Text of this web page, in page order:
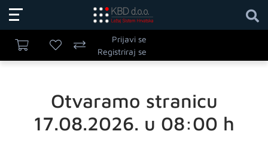
Prijavi se
Registriraj se
Otvaramo stranicu
17.08.2026. u 08:00 h